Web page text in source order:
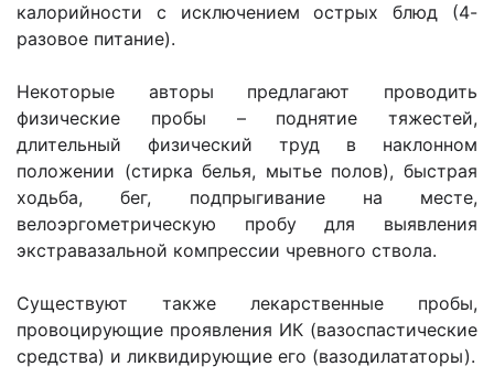
калорийности с исключением острых блюд (4-
разовое питание).
Некоторые авторы предлагают проводить
физические пробы – поднятие тяжестей,
длительный физический труд в наклонном
положении (стирка белья, мытье полов), быстрая
ходьба, бег, подпрыгивание на месте,
велоэргометрическую пробу для выявления
экстравазальной компрессии чревного ствола.
Существуют также лекарственные пробы,
провоцирующие проявления ИК (вазоспастические
средства) и ликвидирующие его (вазодилататоры).